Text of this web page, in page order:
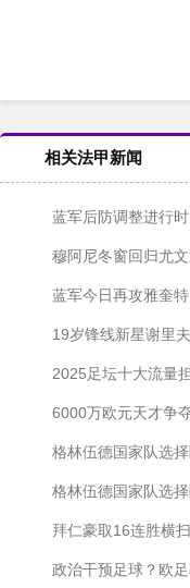
相关法甲新闻
蓝军后防调整进行时：水
穆阿尼冬窗回归尤
蓝军今日再攻雅奎
19岁锋线新星谢里夫接近
2025足坛十大流量担当
6000万欧元天才争夺
格林伍德国家队选择陷僵
格林伍德国家队选择陷僵
拜仁豪取16连胜横扫德
政治干预足球？欧